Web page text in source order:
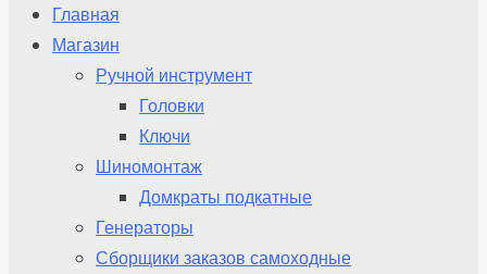
Главная
Магазин
Ручной инструмент
Головки
Ключи
Шиномонтаж
Домкраты подкатные
Генераторы
Сборщики заказов самоходные